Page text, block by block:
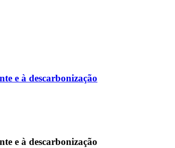
e à descarbonização
e à descarbonização